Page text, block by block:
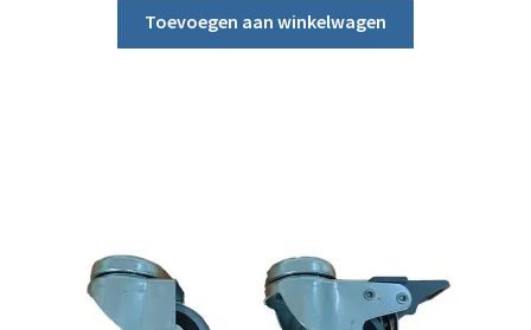
Toevoegen aan winkelwagen